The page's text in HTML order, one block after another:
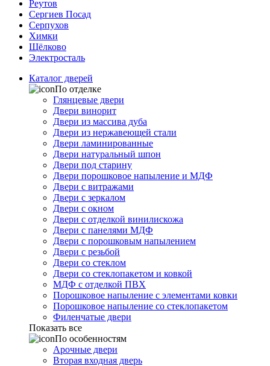
Реутов
Сергиев Посад
Серпухов
Химки
Щёлково
Электросталь
Каталог дверей
По отделке
Глянцевые двери
Двери винорит
Двери из массива дуба
Двери из нержавеющей стали
Двери ламинированные
Двери натуральный шпон
Двери под старину
Двери порошковое напыление и МДФ
Двери с витражами
Двери с зеркалом
Двери с окном
Двери с отделкой винилискожа
Двери с панелями МДФ
Двери с порошковым напылением
Двери с резьбой
Двери со стеклом
Двери со стеклопакетом и ковкой
МДФ с отделкой ПВХ
Порошковое напыление с элементами ковки
Порошковое напыление со стеклопакетом
Филенчатые двери
Показать все
По особенностям
Арочные двери
Вторая входная дверь